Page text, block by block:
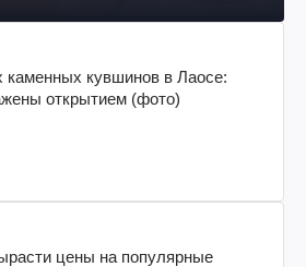
каменных кувшинов в Лаосе:
открытием (фото)
цены на популярные